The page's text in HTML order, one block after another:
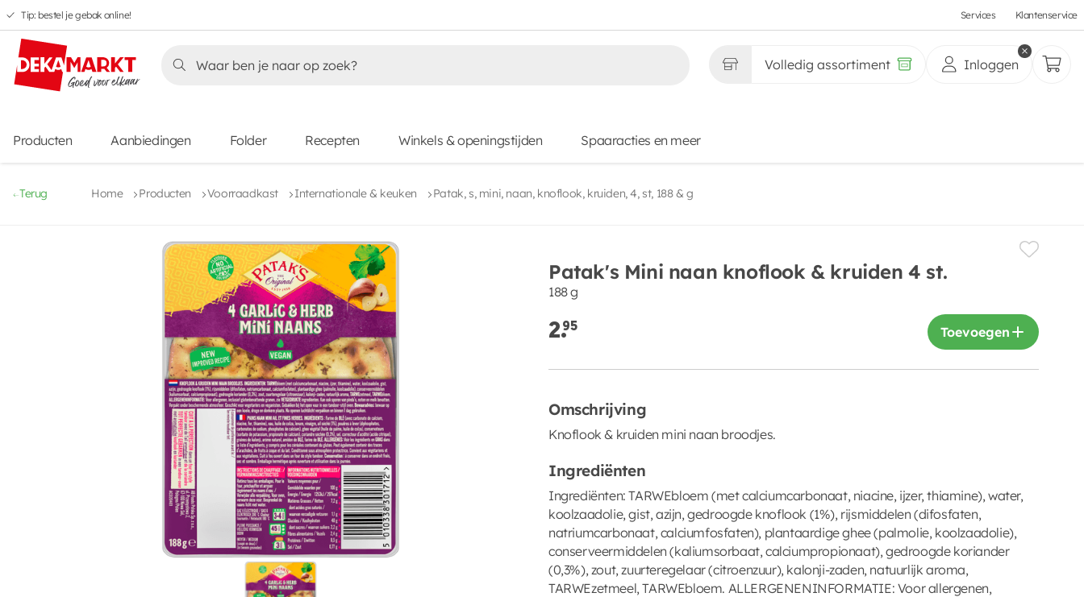
Overslaan
naar
hoofdnavigatie
Overslaan
naar
hoofdinhoud
Overslaan
naar
voettekstinhoud
Overslaan
naar
aanbiedingen
Tip: bestel je gebak online! Services Klantenservice
Volledig assortiment Inloggen
Producten Aanbiedingen Folder Recepten Winkels & openingstijden Spaaracties en meer
Terug Home Producten Voorraadkast Internationale & keuken Patak, s, mini, naan, knoflook, kruiden, 4, st, 188 & g
Patak's Mini naan knoflook & kruiden 4 st.
188 g
2.95 Toevoegen
Omschrijving
Knoflook & kruiden mini naan broodjes.
Ingrediënten
Ingrediënten: TARWEbloem (met calciumcarbonaat, niacine, ijzer, thiamine), water,
koolzaadolie, gist, azijn, gedroogde knoflook (1%), rijsmiddelen (difosfaten,
natriumcarbonaat, calciumfosfaten), plantaardige ghee (palmolie, koolzaadolie),
conserveermiddelen (kaliumsorbaat, calciumpropionaat), gedroogde koriander
(0,3%), zout, zuurteregelaar (citroenzuur), kalonji-zaden, natuurlijk aroma,
TARWEzetmeel, TARWEbloem. ALLERGENENINFORMATIE: Voor allergenen,